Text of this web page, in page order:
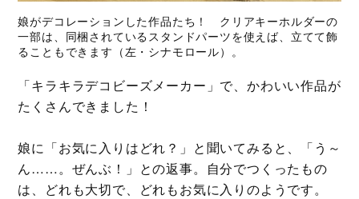
娘がデコレーションした作品たち！ クリアキーホルダーの
一部は、同梱されているスタンドパーツを使えば、立てて飾
ることもできます（左・シナモロール）。
「キラキラデコビーズメーカー」で、かわいい作品が
たくさんできました！
娘に「お気に入りはどれ？」と聞いてみると、「う～
ん……。ぜんぶ！」との返事。自分でつくったもの
は、どれも大切で、どれもお気に入りのようです。